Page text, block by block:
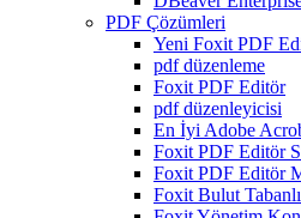
PDF Çözümleri
Yeni Foxit PDF
pdf düzenleme
Foxit PDF Editör
pdf düzenleyicisi
En İyi Adobe
Foxit PDF Editör
Foxit PDF Editör
Foxit Bulut